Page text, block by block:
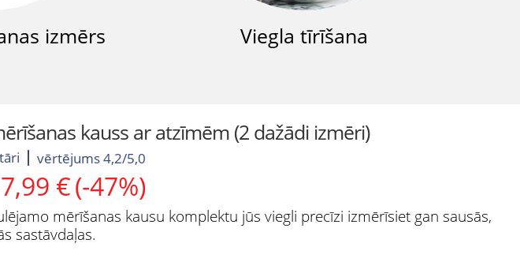
izmērs Viegla tīrīšana
kauss ar atzīmēm (2 dažādi izmēri)
vērtējums 4,2/5,0
Original
price
was:
14,99 €.
7,99 € Current
price
is:
7,99 €.
(-47%)
mērīšanas kausu komplektu jūs viegli precīzi izmērīsiet gan sausās,
sastāvdaļas.